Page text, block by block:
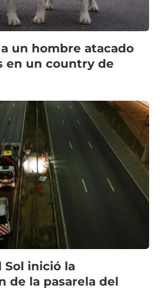
un hombre atacado
en un country de
inició la
de la pasarela del